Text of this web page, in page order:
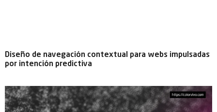
Diseño de navegación contextual para webs impulsadas
por intención predictiva